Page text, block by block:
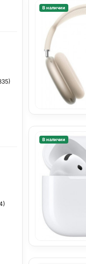
В наличии
В наличии